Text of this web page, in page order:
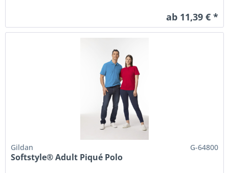
ab 11,39 € *
Gildan G-64800
Softstyle® Adult Piqué Polo